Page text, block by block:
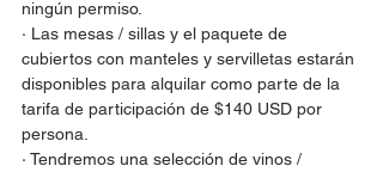
ningún permiso.
· Las mesas / sillas y el paquete de
cubiertos con manteles y servilletas estarán
disponibles para alquilar como parte de la
tarifa de participación de $140 USD por
persona.
· Tendremos una selección de vinos /